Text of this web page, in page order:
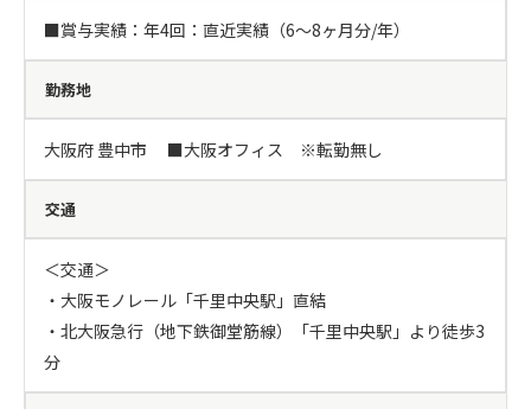
■賞与実績：年4回：直近実績（6～8ヶ月分/年）
勤務地
大阪府 豊中市 　■大阪オフィス　※転勤無し
交通
＜交通＞
・大阪モノレール「千里中央駅」直結
・北大阪急行（地下鉄御堂筋線）「千里中央駅」より徒歩3
分